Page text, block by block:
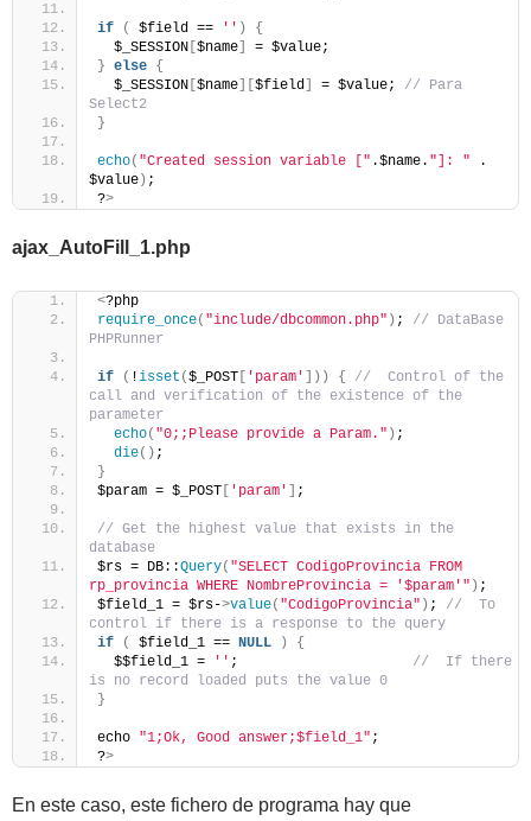
if ( $field == '' )
{
  $_SESSION
[$name]
= $value;
} else {
  $_SESSION
[$name][$field] = $value; // Para
Select2
}
echo( "Created session variable [" .$name. "]: " .
$value) ;
?>
ajax_AutoFill_1.php
<?php
require_once( "include/dbcommon.php" ) ; // DataBase
PHPRunner
if ( !isset ($_POST [ 'param' ])) { //  Control of the
call and verification of the existence of the
parameter
echo( "0;;Please provide a Param." ) ;
die() ;
}
$param = $_POST [ 'param' ] ;
// Get the highest value that exists in the
database
$rs = DB::Query( "SELECT CodigoProvincia FROM
rp_provincia WHERE NombreProvincia = '$param'" ) ;
$field_1 = $rs->value( "CodigoProvincia" ) ; //  To
control if there is a response to the query
if
( $field_1 == NULL )
{
  $$field_1 =
'' ; //  If there
is no record loaded puts the value 0
}
echo "1;Ok, Good answer;$field_1" ;
?>
En este caso, este fichero de programa hay que